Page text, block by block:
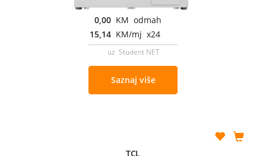
0,00 KM odmah
15,14 KM/mj x24
uz Student NET
Saznaj više
TCL